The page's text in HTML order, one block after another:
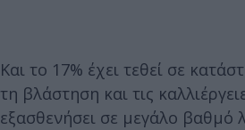
Και το 17% έχει τεθεί σε
τη βλάστηση και τις
εξασθενήσει σε μεγάλο βαθμό